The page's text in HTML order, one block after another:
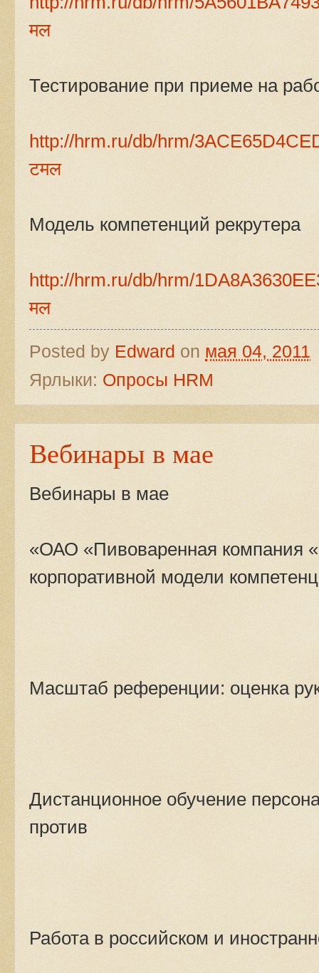
मल
Тестирование при приеме на
http://hrm.ru/db/hrm/
टमल
Модель компетенций рекрутера
http://hrm.ru/db/hrm/
मल
Posted by Edward on мая 04, 2011
Ярлыки: Опросы HRM
Вебинары в мае
Вебинары в мае
«ОАО «Пивоваренная компания
корпоративной модели
Масштаб референции: оценка
Дистанционное обучение
против
Работа в российском и